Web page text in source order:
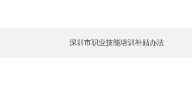
深圳市职业技能培训补贴办法